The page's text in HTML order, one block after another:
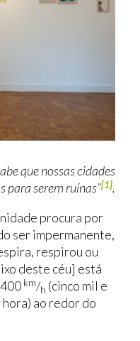
que nossas cidades
para serem ruínas”[1].
procura por
ser impermanente,
respirou ou
deste céu] está
km/h (cinco mil e
ao redor do